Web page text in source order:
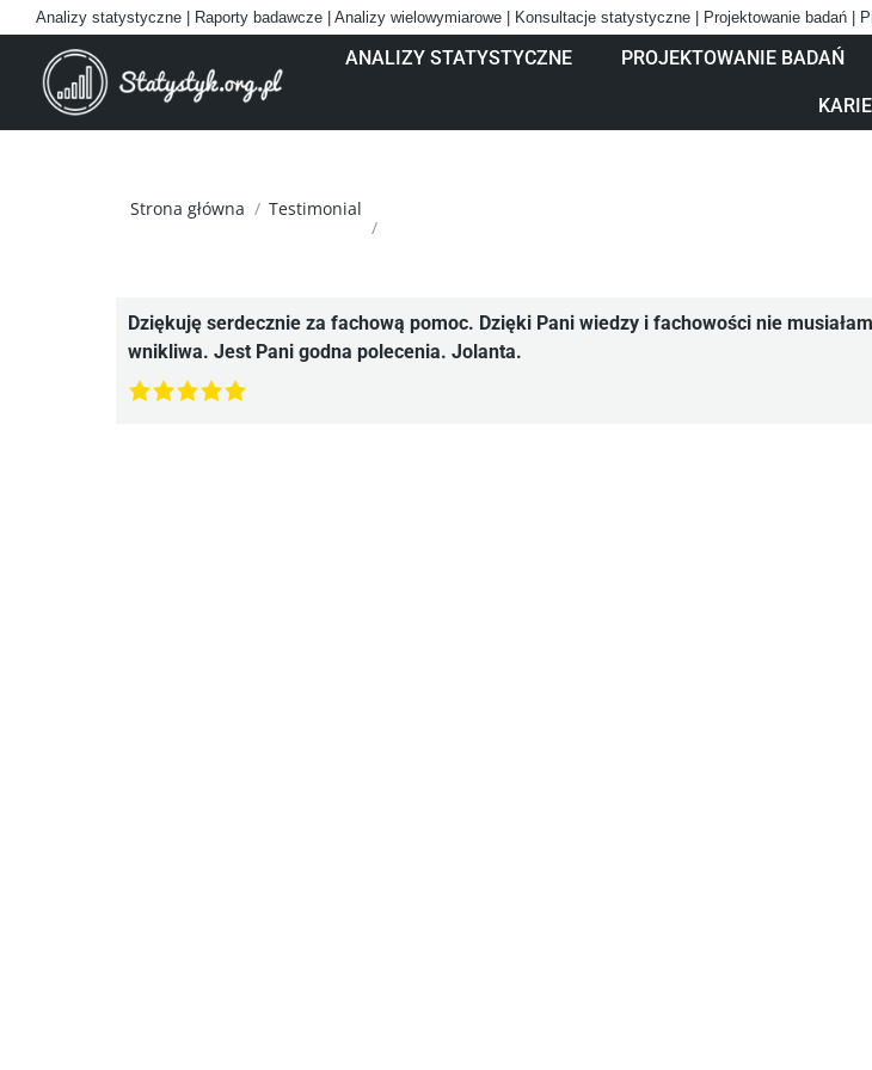
Analizy statystyczne | Raporty badawcze | Analizy wielowymiarowe | Konsultacje statystyczne | Projektowanie badań |
ANALIZY STATYSTYCZNE PROJEKTOWANIE BADAŃ
Jesteś tutaj:
Strona główna Testimonial
Dziękuję serdecznie za fachową pomoc. Dzięki Pani wiedzy i fachowości nie
wnikliwa. Jest Pani godna polecenia. Jolanta.